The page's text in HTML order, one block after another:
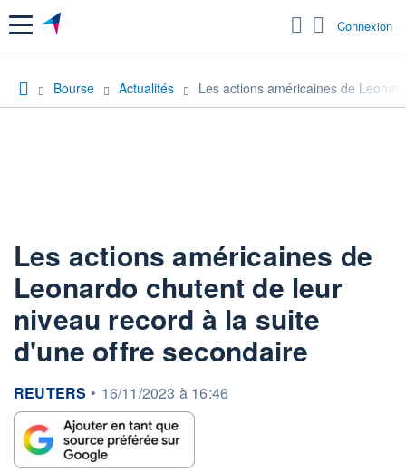
Menu Connexion
Bourse Actualités Les actions américaines de
Les actions américaines de
Leonardo chutent de leur
niveau record à la suite
d'une offre secondaire
information fournie par
REUTERS • 16/11/2023 à 16:46